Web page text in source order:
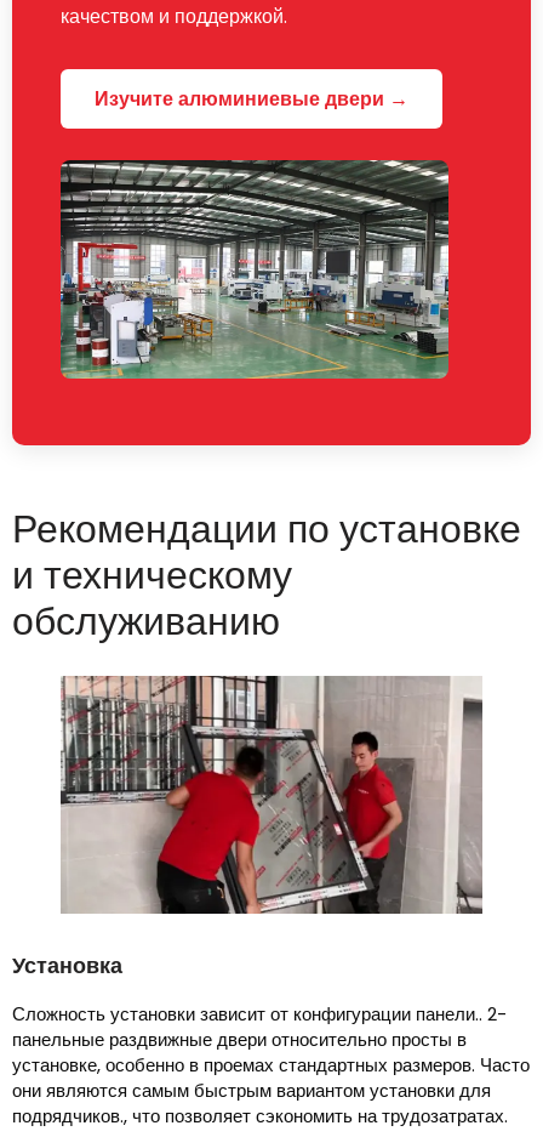
качеством и поддержкой.
Изучите алюминиевые двери →
Рекомендации по установке
и техническому
обслуживанию
Установка
Сложность установки зависит от конфигурации панели.. 2-
панельные раздвижные двери относительно просты в
установке, особенно в проемах стандартных размеров. Часто
они являются самым быстрым вариантом установки для
подрядчиков., что позволяет сэкономить на трудозатратах.